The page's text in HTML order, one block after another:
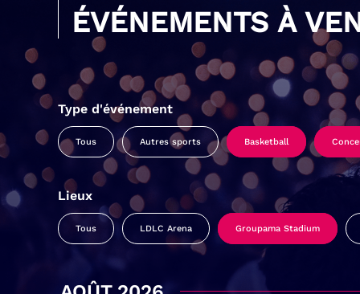
ÉVÉNEMENTS À
Type d'événement
Tous Autres sports Basketball
Lieux
Tous LDLC Arena Groupama Stadium